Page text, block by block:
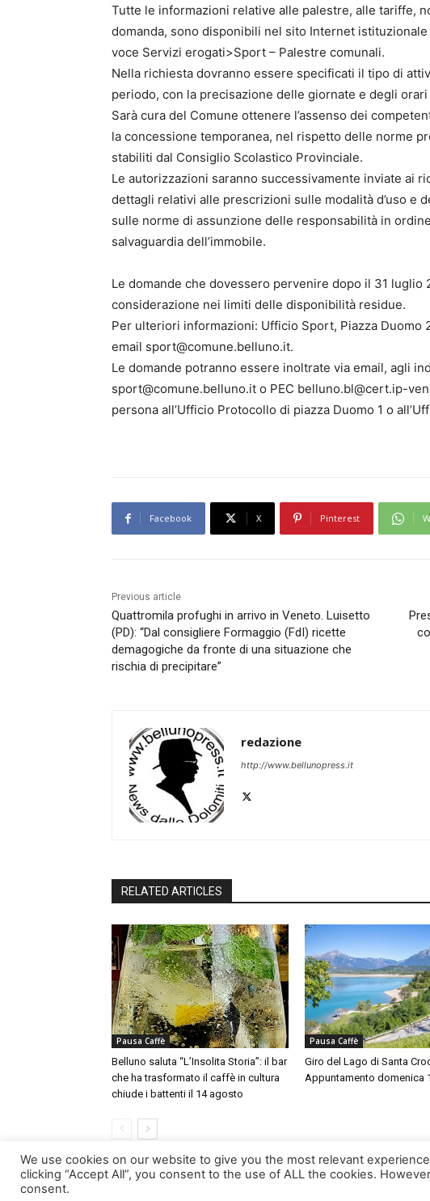
Tutte le informazioni relative alle palestre, alle tariffe,
domanda, sono disponibili nel sito Internet
voce Servizi erogati>Sport – Palestre comunali.
Nella richiesta dovranno essere specificati il tipo di
periodo, con la precisazione delle giornate e degli
Sarà cura del Comune ottenere l’assenso dei
la concessione temporanea, nel rispetto delle norme
stabiliti dal Consiglio Scolastico Provinciale.
Le autorizzazioni saranno successivamente inviate ai
dettagli relativi alle prescrizioni sulle modalità d’uso e
sulle norme di assunzione delle responsabilità in
salvaguardia dell’immobile.
Le domande che dovessero pervenire dopo il 31 luglio
considerazione nei limiti delle disponibilità residue.
Per ulteriori informazioni: Ufficio Sport, Piazza Duomo
email sport@comune.belluno.it.
Le domande potranno essere inoltrate via email, agli
sport@comune.belluno.it o PEC belluno.bl@cert.ip-
persona all’Ufficio Protocollo di piazza Duomo 1 o
Facebook X Pinterest
Previous article
Quattromila profughi in arrivo in Veneto. Luisetto
(PD): “Dal consigliere Formaggio (FdI) ricette
demagogiche da fronte di una situazione che
rischia di precipitare”
redazione
http://www.bellunopress.it
RELATED ARTICLES
Pausa Caffè
Belluno saluta “L’Insolita Storia”: il bar
che ha trasformato il caffè in cultura
chiude i battenti il 14 agosto
Pausa Caffè
Giro del Lago di Santa
Appuntamento domenica
We use cookies on our website to give you the most relevant
clicking “Accept All”, you consent to the use of ALL the cookies.
consent.